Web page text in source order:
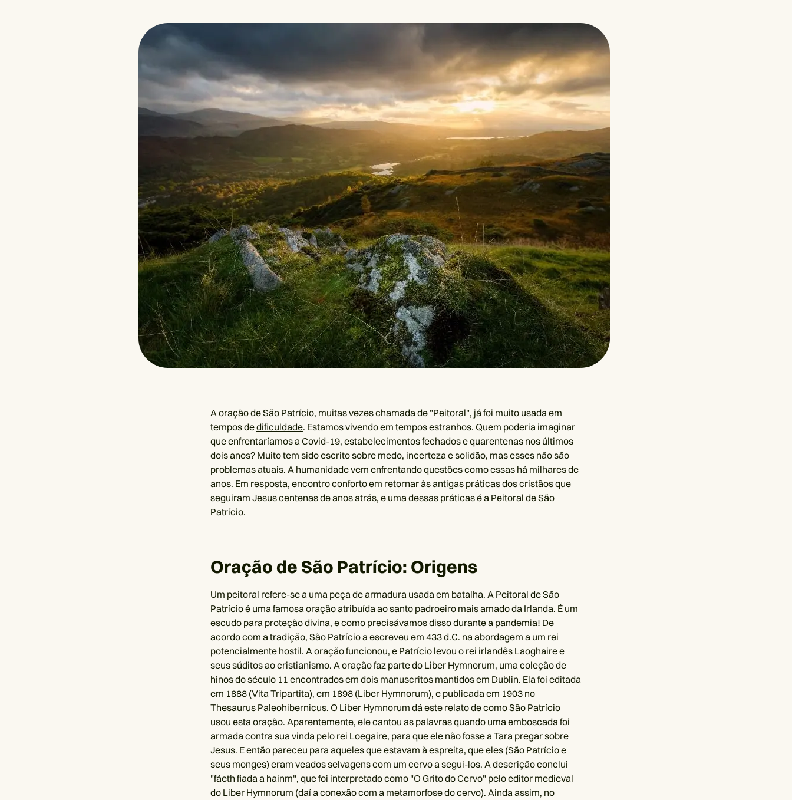
A oração de São Patrício, muitas vezes chamada de "Peitoral", já foi muito usada em
tempos dedificuldade. Estamos vivendo em tempos estranhos. Quem poderia imaginar
que enfrentaríamos a Covid-19, estabelecimentos fechados e quarentenas nos últimos
dois anos? Muito tem sido escrito sobre medo, incerteza e solidão, mas esses não são
problemas atuais. A humanidade vem enfrentando questões como essas há milhares de
anos. Em resposta, encontro conforto em retornar às antigas práticas dos cristãos que
seguiram Jesus centenas de anos atrás, e uma dessas práticas é a Peitoral de São
Patrício.
Oração de São Patrício: Origens
Um peitoral refere-se a uma peça de armadura usada em batalha. A Peitoral de São
Patrício é uma famosa oração atribuída ao santo padroeiro mais amado da Irlanda. É um
escudo para proteção divina, e como precisávamos disso durante a pandemia! De
acordo com a tradição, São Patrício a escreveu em 433 d.C. na abordagem a um rei
potencialmente hostil. A oração funcionou, e Patrício levou o rei irlandês Laoghaire e
seus súditos ao cristianismo. A oração faz parte do Liber Hymnorum, uma coleção de
hinos do século 11 encontrados em dois manuscritos mantidos em Dublin. Ela foi editada
em 1888 (Vita Tripartita), em 1898 (Liber Hymnorum), e publicada em 1903 no
Thesaurus Paleohibernicus. O Liber Hymnorum dá este relato de como São Patrício
usou esta oração. Aparentemente, ele cantou as palavras quando uma emboscada foi
armada contra sua vinda pelo rei Loegaire, para que ele não fosse a Tara pregar sobre
Jesus. E então pareceu para aqueles que estavam à espreita, que eles (São Patrício e
seus monges) eram veados selvagens com um cervo a segui-los. A descrição conclui
"fáeth fiada a hainm", que foi interpretado como "O Grito do Cervo" pelo editor medieval
do Liber Hymnorum (daí a conexão com a metamorfose do cervo). Ainda assim, no